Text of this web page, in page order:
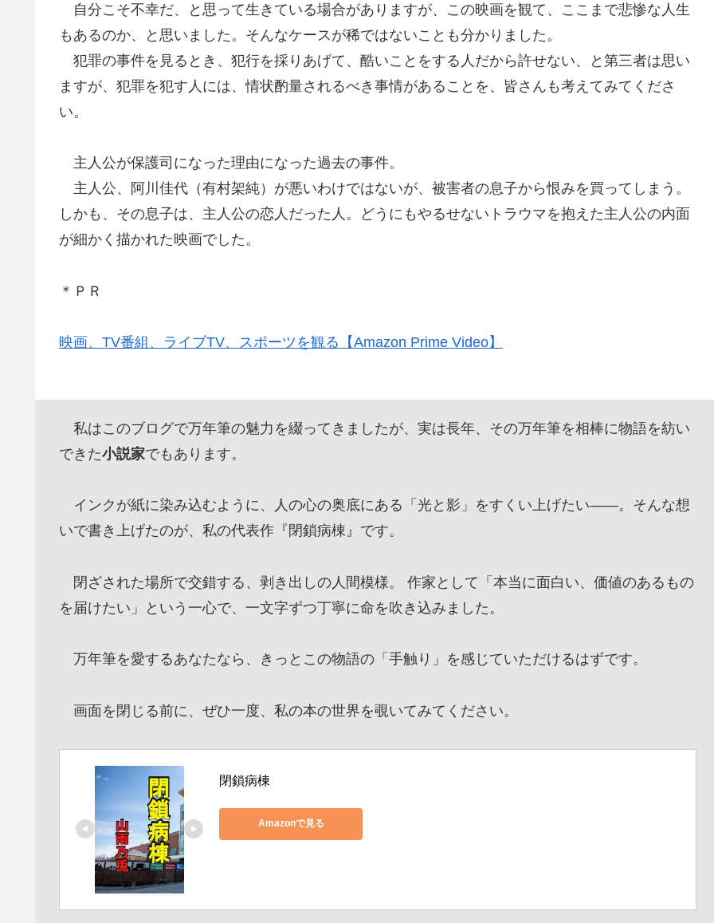
自分こそ不幸だ、と思って生きている場合がありますが、この映画を観て、ここまで悲惨な人生
もあるのか、と思いました。そんなケースが稀ではないことも分かりました。
犯罪の事件を見るとき、犯行を採りあげて、酷いことをする人だから許せない、と第三者は思い
ますが、犯罪を犯す人には、情状酌量されるべき事情があることを、皆さんも考えてみてくださ
い。
主人公が保護司になった理由になった過去の事件。
主人公、阿川佳代（有村架純）が悪いわけではないが、被害者の息子から恨みを買ってしまう。
しかも、その息子は、主人公の恋人だった人。どうにもやるせないトラウマを抱えた主人公の内面
が細かく描かれた映画でした。
＊ＰＲ
映画、TV番組、ライブTV、スポーツを観る【Amazon Prime Video】
私はこのブログで万年筆の魅力を綴ってきましたが、実は長年、その万年筆を相棒に物語を紡い
できた小説家でもあります。
インクが紙に染み込むように、人の心の奥底にある「光と影」をすくい上げたい——。そんな想
いで書き上げたのが、私の代表作『閉鎖病棟』です。
閉ざされた場所で交錯する、剥き出しの人間模様。 作家として「本当に面白い、価値のあるもの
を届けたい」という一心で、一文字ずつ丁寧に命を吹き込みました。
万年筆を愛するあなたなら、きっとこの物語の「手触り」を感じていただけるはずです。
画面を閉じる前に、ぜひ一度、私の本の世界を覗いてみてください。
閉鎖病棟
Amazonで見る